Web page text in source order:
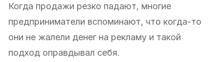
Когда продажи резко падают, многие
предприниматели вспоминают, что когда-то
они не жалели денег на рекламу и такой
подход оправдывал себя.